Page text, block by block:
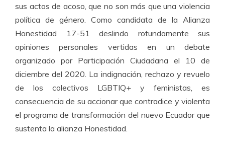
sus actos de acoso, que no son más que una violencia
política de género. Como candidata de la Alianza
Honestidad 17-51 deslindo rotundamente sus
opiniones personales vertidas en un debate
organizado por Participación Ciudadana el 10 de
diciembre del 2020. La indignación, rechazo y revuelo
de los colectivos LGBTIQ+ y feministas, es
consecuencia de su accionar que contradice y violenta
el programa de transformación del nuevo Ecuador que
sustenta la alianza Honestidad.